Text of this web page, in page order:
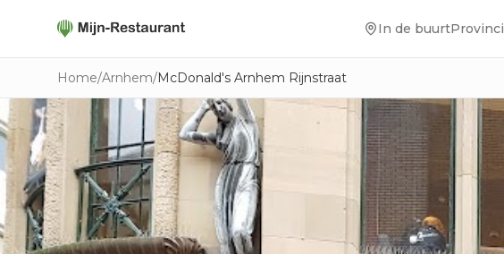
In de buurt
Home/Arnhem/McDonald's Arnhem Rijnstraat